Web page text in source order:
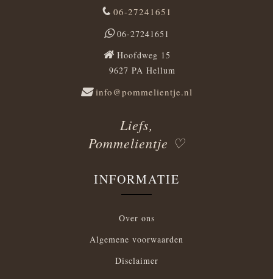
06-27241651
06-27241651
Hoofdweg 15
9627 PA Hellum
info@pommelientje.nl
Liefs,
Pommelientje ♡
INFORMATIE
Over ons
Algemene voorwaarden
Disclaimer